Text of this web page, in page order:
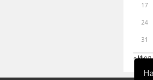
17
24
31
« Июл